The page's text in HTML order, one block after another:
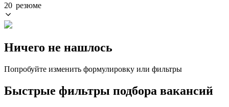
20 резюме
Ничего не нашлось
Попробуйте изменить формулировку или фильтры
Быстрые фильтры подбора вакансий